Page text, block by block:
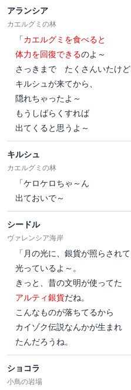
アランシア
カエルグミの林
「カエルグミを食べると
体力を回復できるのよ～
さっきまで たくさんいたけど
キルシュが来てから、
隠れちゃったよ～
もうしばらくすれば
出てくると思うよ～
キルシュ
カエルグミの林
「ケロケロちゃ～ん
出ておいで～
シードル
ヴァレンシア海岸
「月の光に、銀貨が照らされて
光っているよ～。
きっと、昔の文明が使ってた
アルティ銀貨だね。
こんなものが落ちてるから
カイゾク伝説なんかが生まれ
たんだろうね。
ショコラ
小鳥の岩場